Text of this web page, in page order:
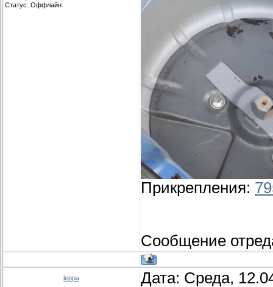
Статус: Оффлайн
Прикрепления:
Сообщение
leppa Дата: Среда,